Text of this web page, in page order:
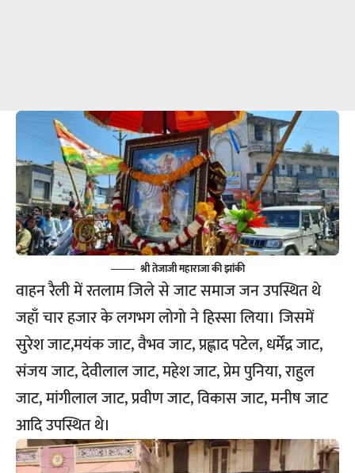
श्री तेजाजी महाराजा की झांकी
वाहन रैली में रतलाम जिले से जाट समाज जन उपस्थित थे
जहाँ चार हजार के लगभग लोगो ने हिस्सा लिया। जिसमें
सुरेश जाट,मयंक जाट, वैभव जाट, प्रह्लाद पटेल, धर्मेंद्र जाट,
संजय जाट, देवीलाल जाट, महेश जाट, प्रेम पुनिया, राहुल
जाट, मांगीलाल जाट, प्रवीण जाट, विकास जाट, मनीष जाट
आदि उपस्थित थे।